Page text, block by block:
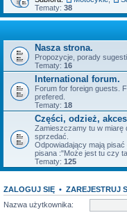
Tematy: 38
Nasza strona.
Propozycje, porady
Tematy: 16
International forum.
Forum for foreign guests.
prefered.
Tematy: 18
Części, odzież,
Zamieszczamy tu w miarę
sprzedać.
Odpowiadający mają
pisana :"Może jest tu czy
Tematy: 125
ZALOGUJ SIĘ • ZAREJESTRUJ
Nazwa użytkownika: